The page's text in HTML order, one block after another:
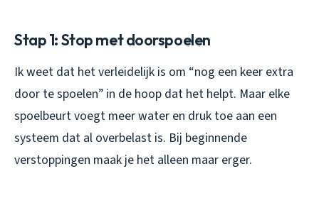
Stap 1: Stop met doorspoelen
Ik weet dat het verleidelijk is om “nog een keer extra
door te spoelen” in de hoop dat het helpt. Maar elke
spoelbeurt voegt meer water en druk toe aan een
systeem dat al overbelast is. Bij beginnende
verstoppingen maak je het alleen maar erger.